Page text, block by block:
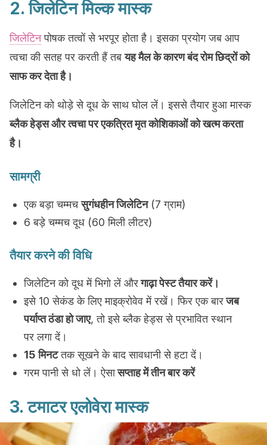
2. जिलेटिन मिल्क मास्क
जिलेटिनपोषक तत्वों से भरपूर होता है। इसका प्रयोग जब आप
त्वचा की सतह पर करती हैं तबयह मैल के कारण बंद रोम छिद्रों को
साफ कर देता है।
जिलेटिन को थोड़े से दूध के साथ घोल लें। इससे तैयार हुआ मास्क
ब्लैक हेड्स और त्वचा पर एकत्रित मृत कोशिकाओं को खत्म करता
है।
सामग्री
एक बड़ा चम्मचसुगंधहीन जिलेटिन(7 ग्राम)
6 बड़े चम्मच दूध (60 मिली लीटर)
तैयार करने की विधि
जिलेटिन को दूध में भिगो लें औरगाढ़ा पेस्ट तैयार करें।
इसे 10 सेकंड के लिए माइक्रोवेव में रखें। फिर एक बारजब
पर्याप्त ठंडा हो जाए, तो इसे ब्लैक हेड्स से प्रभावित स्थान
पर लगा दें।
15 मिनटतक सूखने के बाद सावधानी से हटा दें।
गरम पानी से धो लें। ऐसासप्ताह में तीन बार करें
3. टमाटर एलोवेरा मास्क